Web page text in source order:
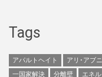
Tags
アパルトヘイト アリ･アブ
一国家解決
分離壁 エネ